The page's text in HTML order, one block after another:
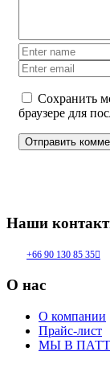
Сохранить
браузере для
Наши
+66 90 130 85 35
О нас
О компании
Прайс-лист
МЫ В